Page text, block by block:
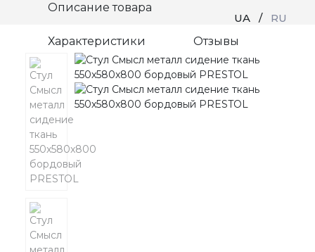
UA / RU
Описание товара
Характеристики Отзывы
Код товара: 00745